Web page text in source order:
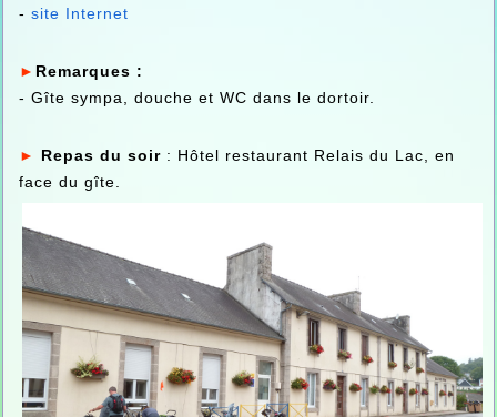
- site Internet
► Remarques :
- Gîte sympa, douche et WC dans le dortoir.
► Repas du soir: Hôtel restaurant Relais du Lac, en
face du gîte.